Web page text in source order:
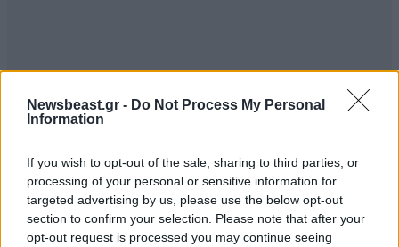
Newsbeast.gr - Do Not Process My Personal
Information
If you wish to opt-out of the sale, sharing to third parties, or
processing of your personal or sensitive information for
targeted advertising by us, please use the below opt-out
section to confirm your selection. Please note that after your
opt-out request is processed you may continue seeing